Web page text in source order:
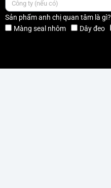
Sản phẩm anh chị quan tâm là gì?
Màng seal nhôm
Dây đeo